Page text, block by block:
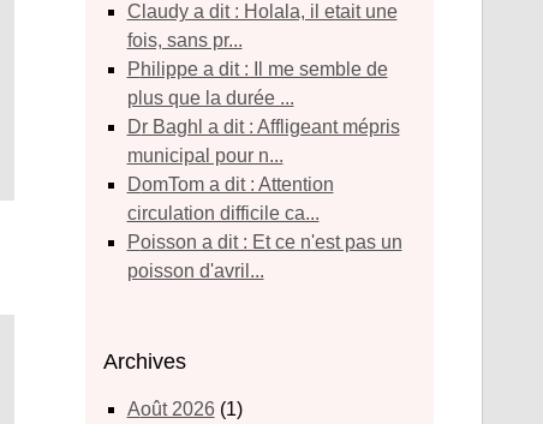
Claudy a dit : Holala, il etait une
fois, sans pr...
Philippe a dit : Il me semble de
plus que la durée ...
Dr Baghl a dit : Affligeant mépris
municipal pour n...
DomTom a dit : Attention
circulation difficile ca...
poisson a dit : Et ce n'est pas un
poisson d'avril...
Archives
août 2026(1)